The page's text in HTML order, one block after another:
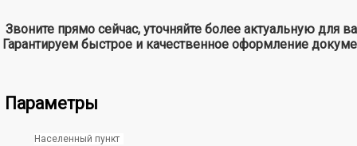
Звоните прямо сейчас, уточняйте более актуальную для
Гарантируем быстрое и качественное оформление
Параметры
Населенный пункт